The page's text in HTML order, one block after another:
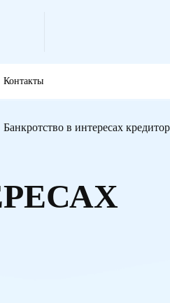
Банкротство в интересах
Контакты